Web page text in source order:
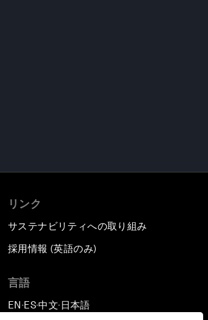
リンク
サステナビリティへの取り組み
採用情報 (英語のみ)
言語
EN ▪ES▪中文▪ 日本語